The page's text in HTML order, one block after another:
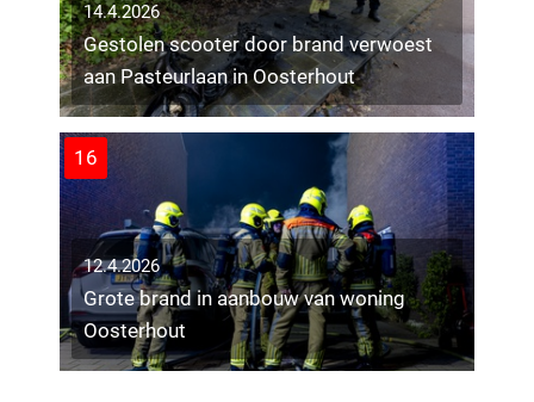
14.4.2026
Gestolen scooter door brand verwoest
aan Pasteurlaan in Oosterhout
16
12.4.2026
Grote brand in aanbouw van woning
Oosterhout
11.4.2026
Vijf auto’s beschadigd door brand in
Tilburg-Noord